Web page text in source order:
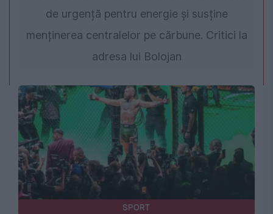
de urgență pentru energie și susține
menținerea centralelor pe cărbune. Critici la
adresa lui Bolojan
SPORT